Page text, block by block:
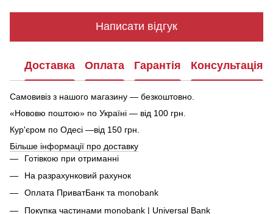
Написати відгук
Доставка Оплата Гарантія Консультація
Самовивіз з нашого магазину — безкоштовно.
«Нововю поштою» по Україні — від 100 грн.
Кур'єром по Одесі —від 150 грн.
Більше інформації про доставку
Готівкою при отриманні
На разрахунковий рахунок
Оплата ПриватБанк та monobank
Покупка частинами monobank | Universal Bank